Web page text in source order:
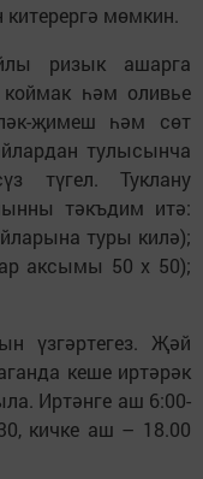
мөмкин.
ризык ашарга
һәм оливье
җимеш һәм сөт
тулысынча
түгел. Туклану
тәкъдим итә:
туры килә);
аксымы 50 х 50);
үзгәртегез. Җәй
кеше иртәрәк
Иртәнге аш 6:00-
кичке аш – 18.00